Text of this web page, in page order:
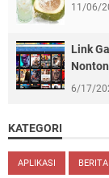
11/06/
Link
6/17/
KATEGORI
APLIKASI BERITA